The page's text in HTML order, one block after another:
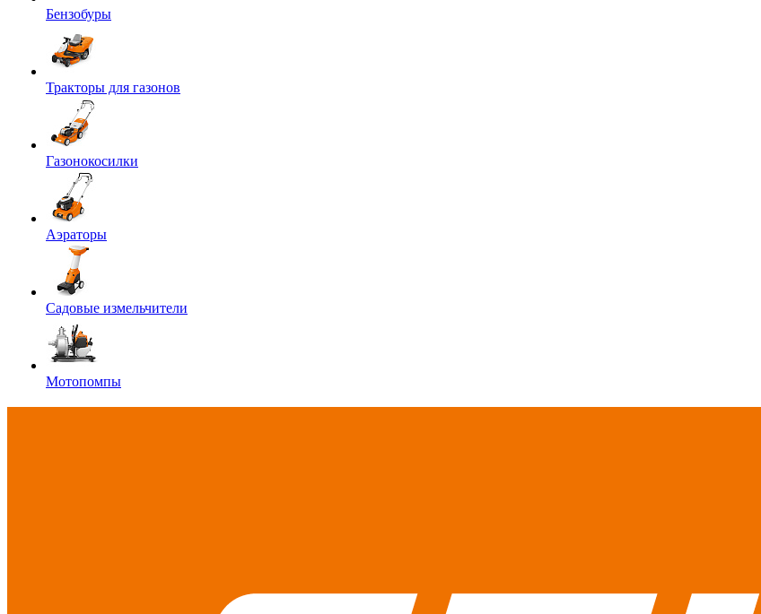
Бензобуры
Тракторы для газонов
Газонокосилки
Аэраторы
Садовые измельчители
Мотопомпы